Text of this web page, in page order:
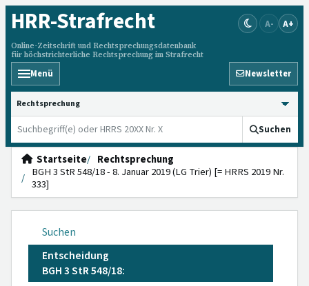
HRR-Strafrecht
Online-Zeitschrift und Rechtsprechungsdatenbank
für höchstrichterliche Rechtsprechung im Strafrecht
A- A+
Menü Newsletter
HRRS durchsuchen
Suchen
Startseite
Rechtsprechung
BGH 3 StR 548/18 - 8. Januar 2019 (LG Trier) [= HRRS 2019 Nr.
333]
Suchen
Entscheidung
BGH 3 StR 548/18: